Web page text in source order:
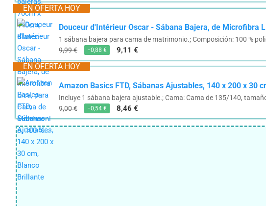
EN OFERTA HOY
Douceur d'Intérieur Oscar - Sábana Bajera, de Microfibra
1 sábana bajera para cama de matrimonio.; Composición: 100 %
9,99 €
−0,88 € 9,11 €
EN OFERTA HOY
Amazon Basics FTD, Sábanas Ajustables, 140 x 200 x 30
Incluye 1 sábana bajera ajustable.; Cama: Cama de 135/140,
9,00 €
−0,54 € 8,46 €